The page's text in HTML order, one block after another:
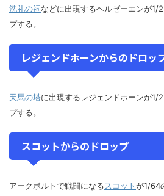
洗礼の祠などに出現するヘルゼーエンが1/
プする。
レジェンドホーンからのドロッ
天馬の塔に出現するレジェンドホーンが1/
プする。
スコットからのドロップ
アークボルトで戦闘になるスコットが1/64